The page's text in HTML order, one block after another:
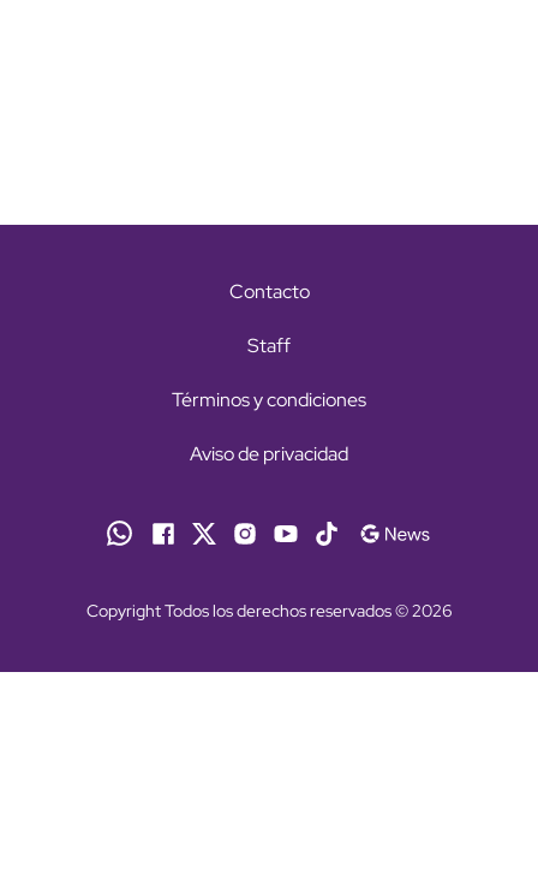
Contacto
Staff
Términos y condiciones
Aviso de privacidad
Copyright Todos los derechos reservados © 2026